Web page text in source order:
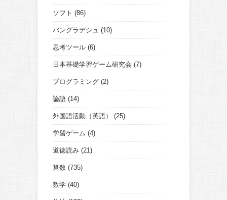
ソフト (86)
バングラデシュ (10)
思考ツール (6)
日本基礎学習ゲーム研究会 (7)
プログラミング (2)
論語 (14)
外国語活動（英語） (25)
学習ゲーム (4)
道徳読み (21)
算数 (735)
数学 (40)